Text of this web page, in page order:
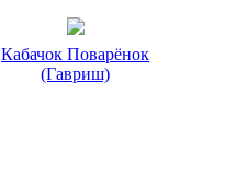
Кабачок Поварёнок
(Гавриш)